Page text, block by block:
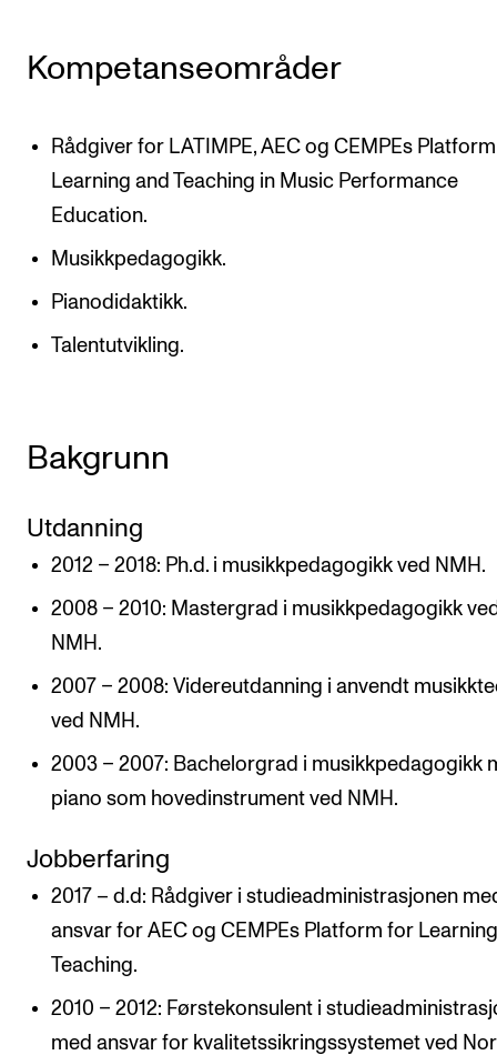
Om Norges musikkhøgskole
Finn ansatte
For ansatte og studenter
Kompetanseområder
Rådgiver for LATIMPE, AEC og CEMPEs
Learning and Teaching in Music Performance
Education.
Musikkpedagogikk.
Pianodidaktikk.
Talentutvikling.
Bakgrunn
Utdanning
2012 – 2018: Ph.d. i musikkpedagogikk ved NMH.
2008 – 2010: Mastergrad i musikkpedagogikk
NMH.
2007 – 2008: Videreutdanning i anvendt
ved NMH.
2003 – 2007: Bachelorgrad i musikkpedagogikk
piano som hovedinstrument ved NMH.
Jobberfaring
2017 – d.d: Rådgiver i studieadministrasjonen
ansvar for AEC og CEMPEs Platform for
Teaching.
2010 – 2012: Førstekonsulent i
med ansvar for kvalitetssikringssystemet ved